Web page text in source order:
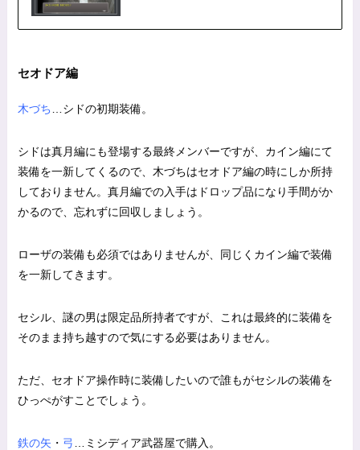
セオドア編
木づち …シドの初期装備。
シドは真月編にも登場する最終メンバーですが、カイン編にて
装備を一新してくるので、木づちはセオドア編の時にしか所持
しておりません。真月編での入手はドロップ品になり手間がか
かるので、忘れずに回収しましょう。
ローザの装備も必須ではありませんが、同じくカイン編で装備
を一新してきます。
セシル、謎の男は限定品所持者ですが、これは最終的に装備を
そのまま持ち越すので気にする必要はありません。
ただ、セオドア操作時に装備したいので誰もがセシルの装備を
ひっぺがすことでしょう。
鉄の矢 ・ 弓 …ミシディア武器屋で購入。